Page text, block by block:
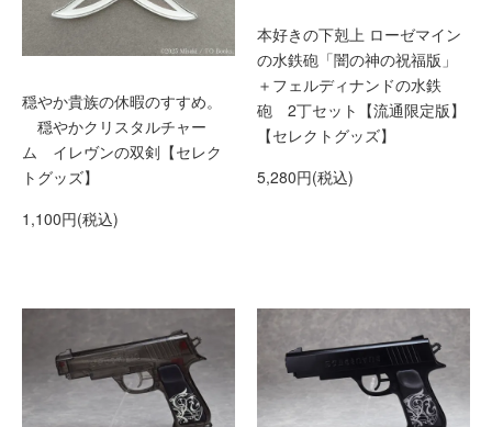
穏やか貴族の休暇のすすめ。
穏やかクリスタルチャー
ム イレヴンの双剣【セレク
トグッズ】
1,100円(税込)
本好きの下剋上 ローゼマイン
の水鉄砲「闇の神の祝福版」
＋フェルディナンドの水鉄
砲 2丁セット【流通限定版】
【セレクトグッズ】
5,280円(税込)